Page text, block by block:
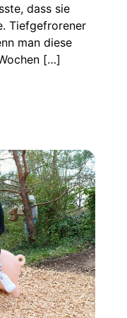
dass sie
Tiefgefrorener
man diese
[…]